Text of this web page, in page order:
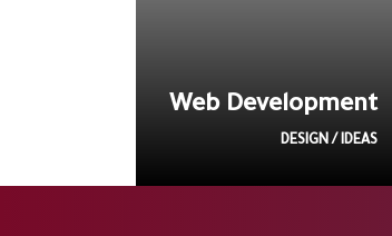
Web Development
DESIGN / IDEAS